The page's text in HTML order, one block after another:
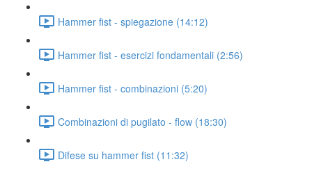
Hammer fist - spiegazione (14:12)
Hammer fist - esercizi fondamentali (2:56)
Hammer fist - combinazioni (5:20)
Combinazioni di pugilato - flow (18:30)
Difese su hammer fist (11:32)